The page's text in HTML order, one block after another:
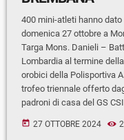
400 mini-atleti hanno
domenica 27 ottobre a
Targa Mons. Danieli –
Lombardia al termine
orobici della Polisportiva
trofeo triennale offerto
padroni di casa del GS CSI
today 27 OTTOBRE 2024